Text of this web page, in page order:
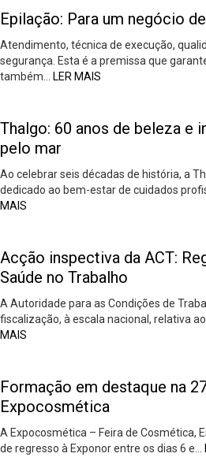
Epilação: Para um negócio
Atendimento, técnica de execução,
segurança. Esta é a premissa que
também…
LER MAIS
Thalgo: 60 anos de beleza e
pelo mar
Ao celebrar seis décadas de história, a
dedicado ao bem-estar de cuidados
MAIS
Acção inspectiva da ACT:
Saúde no Trabalho
A Autoridade para as Condições de
fiscalização, à escala nacional, relativa
MAIS
Formação em destaque na
Expocosmética
A Expocosmética – Feira de Cosmética,
de regresso à Exponor entre os dias 6 e…